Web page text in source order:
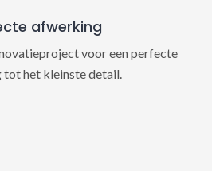
afwerking
voor een perfecte
het kleinste detail.